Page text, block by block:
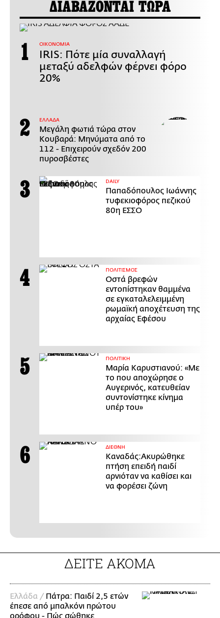
ΔΙΑΒΑΖΟΝΤΑΙ ΤΩΡΑ
ΟΙΚΟΝΟΜΙΑ
IRIS: Πότε μία συναλλαγή
μεταξύ αδελφών φέρνει φόρο
20%
ΕΛΛΑΔΑ
Μεγάλη φωτιά τώρα στον
Κουβαρά: Μηνύματα από το
112 - Επιχειρούν σχεδόν 200
πυροσβέστες
DAILY
Παπαδόπουλος Ιωάννης
τυφεκιοφόρος πεζικού
80η ΕΣΣΟ
ΠΟΛΙΤΙΣΜΟΣ
Οστά βρεφών
εντοπίστηκαν θαμμένα
σε εγκαταλελειμμένη
ρωμαϊκή αποχέτευση της
αρχαίας Εφέσου
ΠΟΛΙΤΙΚΗ
Μαρία Καρυστιανού: «Με
το που αποχώρησε ο
Αυγερινός, κατευθείαν
συντονίστηκε κίνημα
υπέρ του»
ΔΙΕΘΝΗ
Καναδάς:Ακυρώθηκε
πτήση επειδή παιδί
αρνιόταν να καθίσει και
να φορέσει ζώνη
ΔΕΙΤΕ ΑΚΟΜΑ
Ελλάδα / Πάτρα: Παιδί 2,5 ετών
έπεσε από μπαλκόνι πρώτου
ορόφου - Πώς σώθηκε